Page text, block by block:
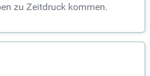
zu Zeitdruck kommen.